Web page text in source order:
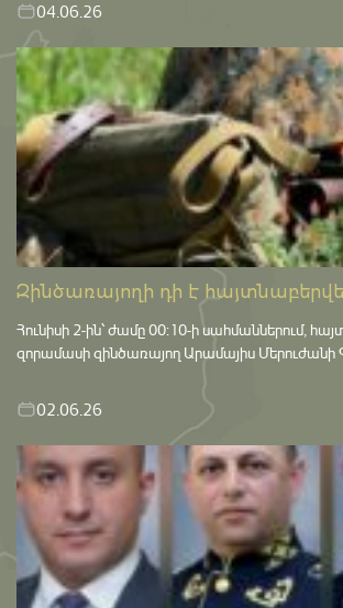
04.06.26
Զինծառայողի դի է
Հունիսի 2-ին՝ ժամը 00:10-ի սահմաններում,
զորամասի զինծառայող Արամայիս Մերուժանի
02.06.26